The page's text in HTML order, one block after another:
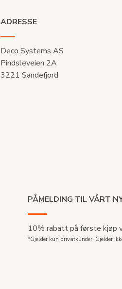
ADRESSE
Deco Systems AS
Pindsleveien 2A
3221 Sandefjord
PÅMELDING TIL VÅRT
10% rabatt på første kjøp
*Gjelder kun privatkunder. Gjelder